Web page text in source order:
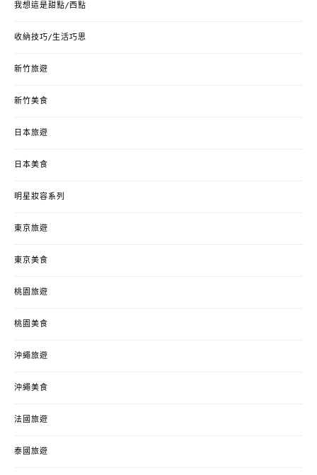
我想這是甜點/西點
收納技巧/生活巧思
新竹旅遊
新竹美食
日本旅遊
日本美食
明星妝容系列
東京旅遊
東京美食
桃園旅遊
桃園美食
沖繩旅遊
沖繩美食
法國旅遊
泰國旅遊